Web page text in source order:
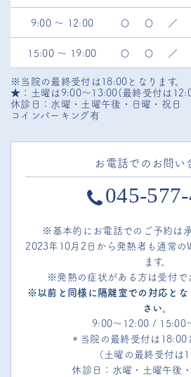
9:00 ～ 12:00 〇 〇 ／
15:00 ～ 19:00 〇 〇 ／
※当院の最終受付は18:00となります。
★：土曜は9:00～13:00(最終受付は
休診日：水曜・土曜午後・日曜・祝日
コインパーキング有
お電話でのお問い
045-
※基本的にお電話でのご予約は承
2023年10月2日から発熱者も通常の
ます。
※発熱の症状がある方は受付で
※以前と同様に隔離室での対応とな
さい。
9:00～12:00 / 15:00
＊当院の最終受付は18:00
（土曜の最終受付は
休診日：水曜・土曜午後